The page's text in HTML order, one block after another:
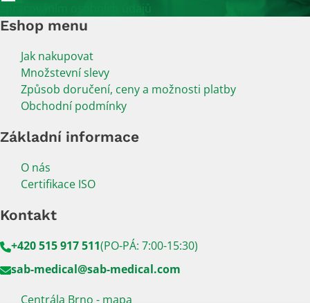
zpracováním osobních údajů
Eshop menu
Jak nakupovat
Množstevní slevy
Způsob doručení, ceny a možnosti platby
Obchodní podmínky
Základní informace
O nás
Certifikace ISO
Kontakt
+420 515 917 511(PO-PÁ: 7:00-15:30)
sab-medical@sab-medical.com
Centrála Brno - mapa